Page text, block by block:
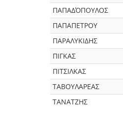
ΠΑΠΑΔΌΠΟΥΛΟΣ
ΠΑΠΑΠΕΤΡΟΥ
ΠΑΡΑΛΥΚΙΔΗΣ
ΠΙΓΚΑΣ
ΠΙΤΣΙΛΚΑΣ
ΤΑΒΟΥΛΑΡΕΑΣ
ΤΑΝΑΤΖΗΣ